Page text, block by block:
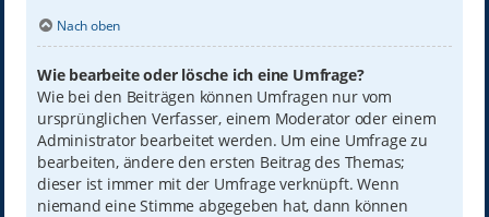
Nach oben
Wie bearbeite oder lösche ich eine Umfrage?
Wie bei den Beiträgen können Umfragen nur vom
ursprünglichen Verfasser, einem Moderator oder einem
Administrator bearbeitet werden. Um eine Umfrage zu
bearbeiten, ändere den ersten Beitrag des Themas;
dieser ist immer mit der Umfrage verknüpft. Wenn
niemand eine Stimme abgegeben hat, dann können